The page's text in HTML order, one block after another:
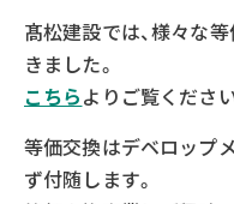
髙松建設では、様々な
きました。
こちらよりご覧ください
等価交換はデベロップ
ず付随します。